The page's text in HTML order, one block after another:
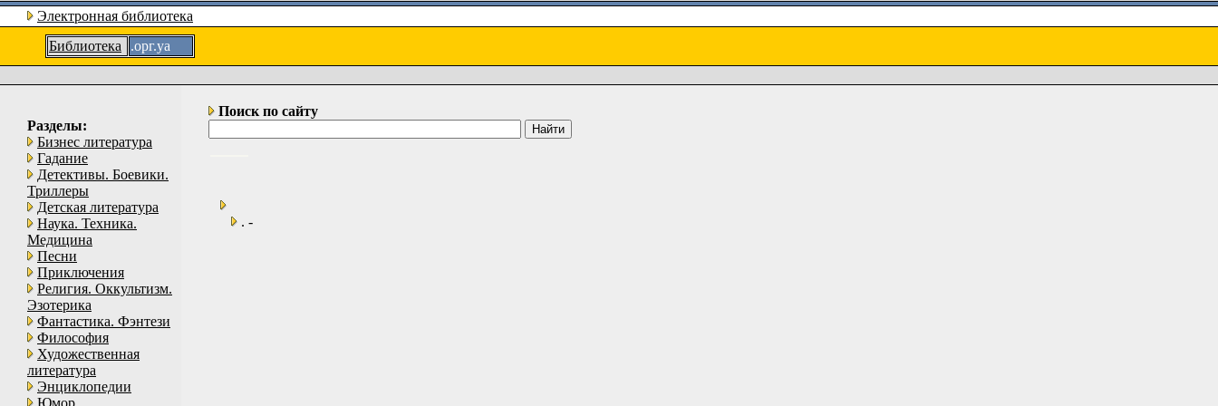
Электронная библиотека
Библиотека
.орг.уа
Разделы:
Бизнес литература
Гадание
Детективы. Боевики.
Триллеры
Детская литература
Наука. Техника.
Медицина
Песни
Приключения
Религия. Оккультизм.
Эзотерика
Фантастика. Фэнтези
Философия
Художественная
литература
Энциклопедии
Юмор
Поиск по сайту
. -